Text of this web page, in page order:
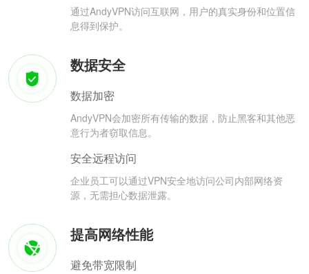
通过AndyVPN访问互联网，用户的真实身份和位置信
息得到保护。
数据安全
数据加密
AndyVPN会加密所有传输的数据，防止黑客和其他恶
意行为者窃取信息。
安全远程访问
企业员工可以通过VPN安全地访问公司内部网络资
源，无需担心数据泄露。
提高网络性能
避免带宽限制